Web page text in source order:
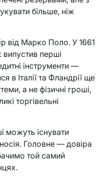
більше, ніж
від Марко Поло. У 1661
перші
інструменти —
в Італії та Фландрії ще
а не фізичні гроші,
торгівельні
можуть існувати
Головне — довіра
той самий